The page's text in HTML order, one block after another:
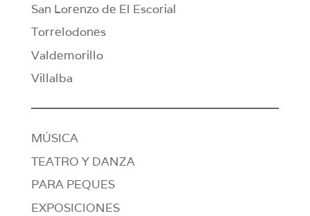
San Lorenzo de El Escorial
Torrelodones
Valdemorillo
Villalba
MÚSICA
TEATRO Y DANZA
PARA PEQUES
EXPOSICIONES